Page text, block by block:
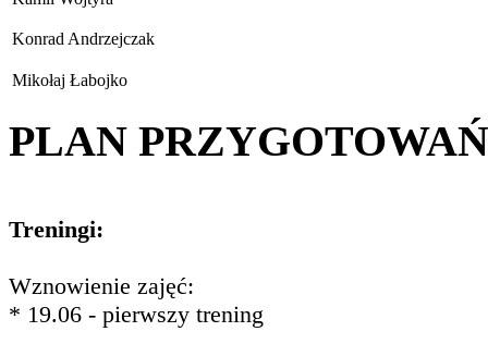
Konrad Andrzejczak
Mikołaj Łabojko
PLAN PRZYGOTOWAŃ
Treningi:
Wznowienie zajęć:
* 19.06 - pierwszy trening